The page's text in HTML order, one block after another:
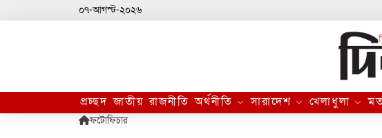
০৭-আগস্ট-২০২৬
প্রচ্ছদ জাতীয় রাজনীতি অর্থনীতি সারাদেশ খেলাধুলা
ফটোফিচার